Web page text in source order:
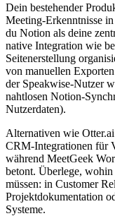
Dein bestehender
Meeting-Erkenntnisse
du Notion als deine
native Integration wie
Seitenerstellung
von manuellen
der Speakwise-Nutzer
nahtlosen Notion-
Nutzerdaten).
Alternativen wie
CRM-Integrationen für
während MeetGeek
betont. Überlege,
müssen: in Customer
Projektdokumentation
Systeme.